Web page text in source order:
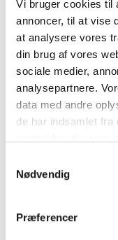
Vi bruger cookies til
annoncer, til at vise
at analysere vores
din brug af vores
sociale medier,
analysepartnere.
data med andre
de har indsamlet fra
Nødvendig
Præferencer
Vi hos HV-
uforpligtende
projektkontaktos
velkommen til at
siden →